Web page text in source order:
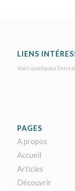
LIENS
Voici quelques liens
PAGES
A propos
Accueil
Articles
Découvrir